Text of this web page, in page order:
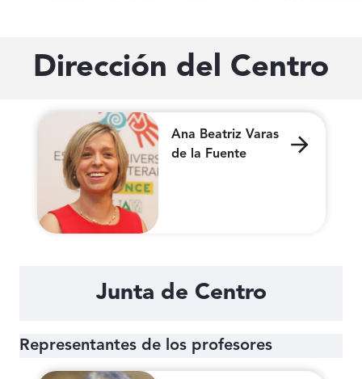
Dirección del Centro
Ana Beatriz Varas
de la Fuente
Junta de Centro
Representantes de los profesores